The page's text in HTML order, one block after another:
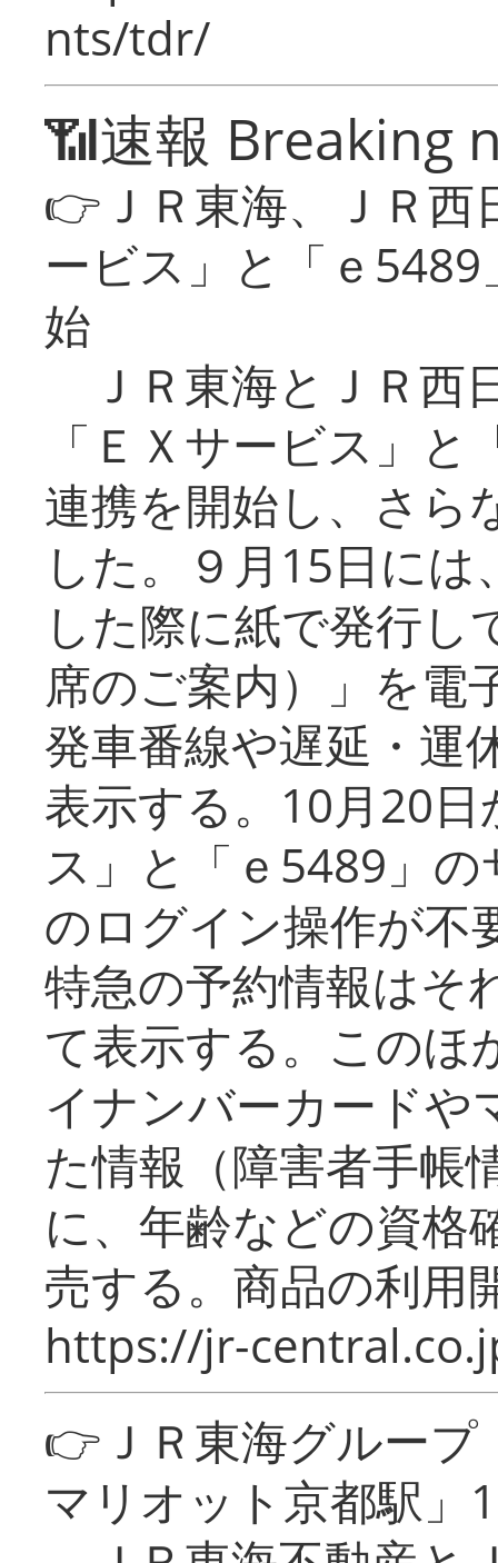
nts/tdr/
📶速報 Breaking
👉ＪＲ東海、ＪＲ
ービス」と「ｅ
始
ＪＲ東海とＪＲ西
「ＥＸサービス」
連携を開始し、さら
した。９月15日に
した際に紙で発行し
席のご案内）」を電
発車番線や遅延・運
表示する。10月20
ス」と「ｅ5489」
のログイン操作が不
特急の予約情報はそ
て表示する。このほ
イナンバーカードや
た情報（障害者手帳
に、年齢などの資格
売する。商品の利用
https://jr-
👉ＪＲ東海グルー
マリオット京都駅」